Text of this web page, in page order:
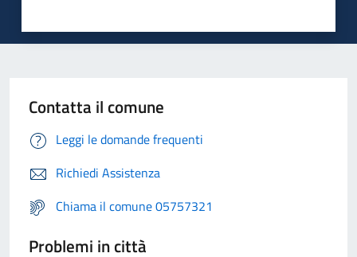
Contatta il comune
Leggi le domande frequenti
Richiedi Assistenza
Chiama il comune 05757321
Problemi in città